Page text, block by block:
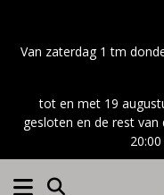
Van zaterdag 1 tm
tot en met 19
gesloten en de rest van